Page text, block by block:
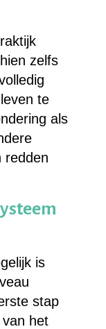
zelfs
te
als
redden
is
stap
het